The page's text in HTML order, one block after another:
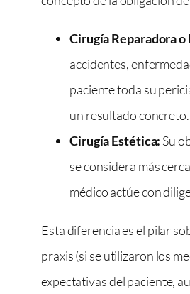
Cirugía Reparadora
accidentes,
paciente toda su
un resultado concreto.
Cirugía Estética: Su
se considera más
médico actúe con
Esta diferencia es el pilar
praxis (si se utilizaron los
expectativas del paciente,